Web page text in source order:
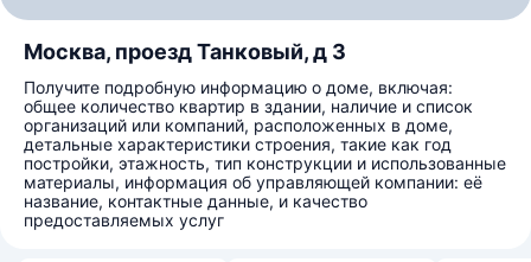
Москва, проезд Танковый, д 3
Получите подробную информацию о доме, включая:
общее количество квартир в здании, наличие и список
организаций или компаний, расположенных в доме,
детальные характеристики строения, такие как год
постройки, этажность, тип конструкции и использованные
материалы, информация об управляющей компании: её
название, контактные данные, и качество
предоставляемых услуг